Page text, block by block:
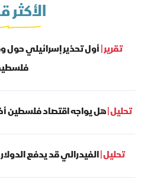
الأكثر
تقرير |أول تحذير إسرائيلي حول
تحليل |هل يواجه اقتصاد فلسطين
تحليل |الفيدرالي قد يدفع الدولار لـ قمّة 4 شهور